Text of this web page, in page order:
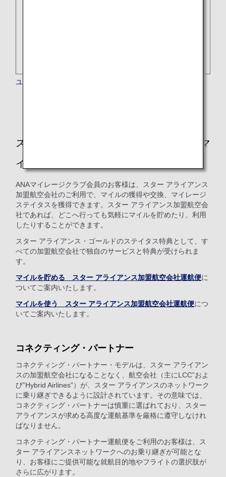
ユナイテッド航空
スター アライアンスのフライトでANAのマ
イルを貯める・使う
ANAマイレージクラブ会員のお客様は、スター アライアンス
加盟航空会社のご利用で、マイルの獲得や交換、マイレージ
ステイタスを獲得できます。スター アライアンス加盟航空会
社であれば、どこへ行っても気軽にマイルを貯めたり、利用
したりすることができます。
スター アライアンス・ゴールドのステイタス特典として、す
べての加盟航空会社で独自のサービスと特典が受けられま
す。
マイルを貯める スター アライアンス加盟航空会社運航便に
ついてご案内いたします。
マイルを使う スター アライアンス加盟航空会社運航便につ
いてご案内いたします。
コネクティング・パートナー
コネクティング・パートナー・モデルは、スター アライアン
スの加盟航空会社になることなく、航空会社（主にLCC”およ
び”Hybrid Airlines”）が、スター アライアンスのネットワーク
に乗り継ぎできるように設計されています。その意味では、
コネクティング・パートナーは慎重に選ばれており、スター
アライアンスが求める高度な運航基準を厳格に遵守しなけれ
ばなりません。
コネクティング・パートナー運航便をご利用のお客様は、ス
ター アライアンスネットワークへのお乗り継ぎが可能とな
り、お客様にご提供可能な就航目的地やフライトの選択肢が
さらに広がります。